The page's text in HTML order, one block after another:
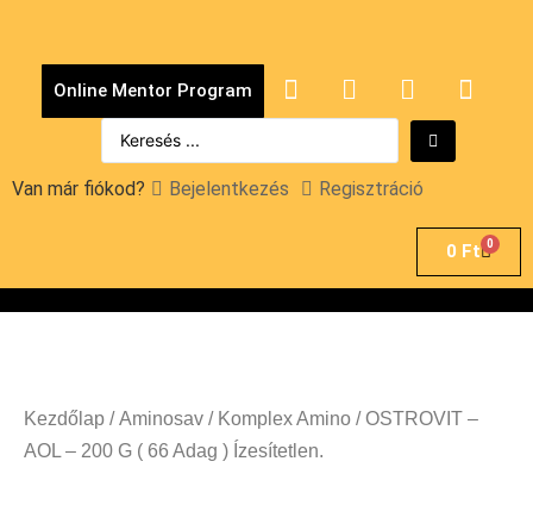
Online Mentor Program
Van már fiókod? Bejelentkezés Regisztráció
0 Ft 0
Kezdőlap /Aminosav / Komplex Amino / OSTROVIT –
AOL – 200 G ( 66 Adag ) Ízesítetlen.